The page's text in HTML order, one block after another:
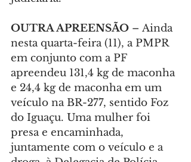
OUTRA APREENSÃO – Ainda
nesta quarta-feira (11), a PMPR
em conjunto com a PF
apreendeu 131,4 kg de maconha
e 24,4 kg de maconha em um
veículo na BR-277, sentido Foz
do Iguaçu. Uma mulher foi
presa e encaminhada,
juntamente com o veículo e a